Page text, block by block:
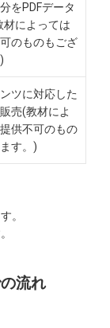
をPDFデータ
材によっては
のものもござ
ツに対応した
売(教材によ
供不可のもの
す。)
。
流れ